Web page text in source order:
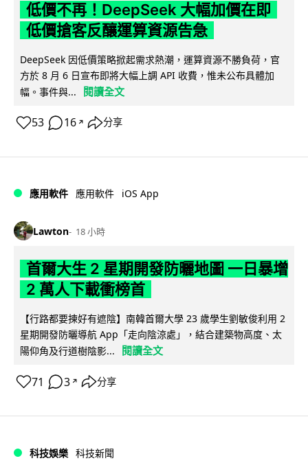
低價不再！DeepSeek 大幅加價在即
低價搶客反釀運算資源告急
DeepSeek 因低價策略掀起需求熱潮，運算資源不勝負荷，官
方於 8 月 6 日宣布即將大幅上調 API 收費，惟未公布具體加
幅。事件與...
閱讀全文
53 16 ↗ 分享
應用軟件 應用軟件 iOS App
Lawton 18 小時
首爾大生 2 星期開發防曬地圖 一日暴增
2 萬人下載衝榜首
【行路都要揀好有遮陰】南韓首爾大學 23 歲學生劉敏俊利用 2
星期開發防曬導航 App「走向陰涼處」，結合建築物高度、太
陽仰角及行道樹陰影...
閱讀全文
71 3 ↗ 分享
科技娛樂 科技新聞